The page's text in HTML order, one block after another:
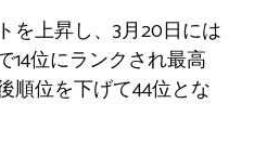
を上昇し、3月20日には
14位にランクされ最高
順位を下げて44位とな